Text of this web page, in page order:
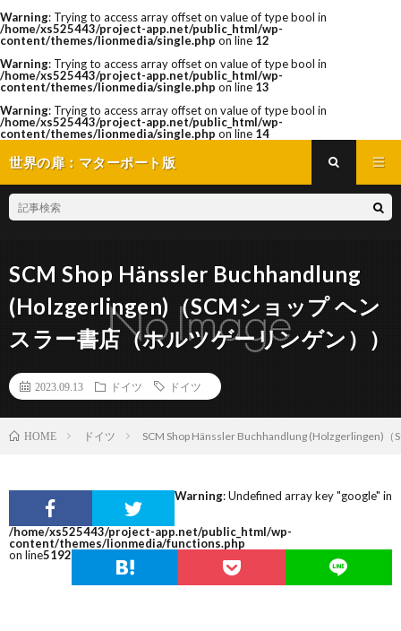
Warning: Trying to access array offset on value of type bool in
/home/xs525443/project-app.net/public_html/wp-
content/themes/lionmedia/single.php on line 12
Warning: Trying to access array offset on value of type bool in
/home/xs525443/project-app.net/public_html/wp-
content/themes/lionmedia/single.php on line 13
Warning: Trying to access array offset on value of type bool in
/home/xs525443/project-app.net/public_html/wp-
content/themes/lionmedia/single.php on line 14
世界の扉：マターポート版
SCM Shop Hänssler Buchhandlung
(Holzgerlingen)（SCMショップ ヘン
スラー書店（ホルツゲーリンゲン））
2023.09.13 ドイツ ドイツ
HOME ドイツ SCM Shop Hänssler Buchhandlung (Holzgerlingen)
Warning: Undefined array key "google" in
/home/xs525443/project-app.net/public_html/wp-
content/themes/lionmedia/functions.php
on line5192